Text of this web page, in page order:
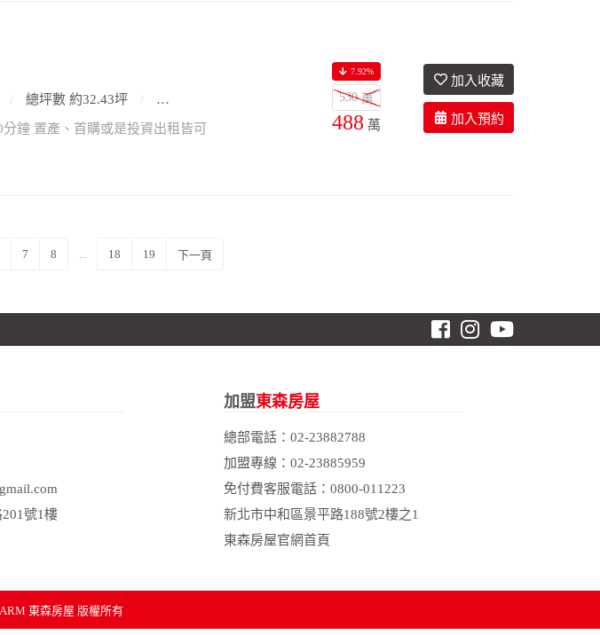
7.92%
530 萬
488 萬
總坪數 約32.43坪 3房2廳2衛 座南朝北
鐘 置產、首購或是投資出租皆可
7 8 18 19 下一頁
號1樓
加盟東森房屋
總部電話： 02-23882788
加盟專線： 02-23885959
免付費客服電話： 0800-011223
新北市中和區景平路188號2樓之1
東森房屋官網首頁
東森房屋 版權所有